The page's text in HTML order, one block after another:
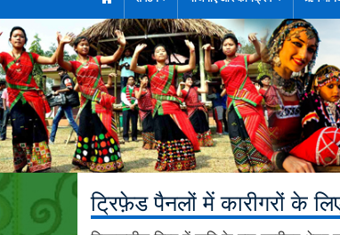
ट्रिफ़ेड पैनलों में कारीगरों के